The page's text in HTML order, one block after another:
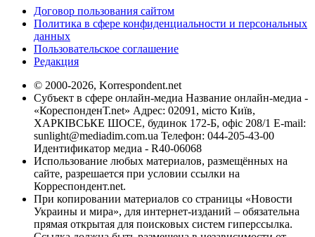
Договор пользования сайтом
Политика в сфере конфиденциальности и персональных
данных
Пользовательское соглашение
Редакция
© 2000-2026, Korrespondent.net
Субъект в сфере онлайн-медиа Название онлайн-медиа -
«КореспонденТ.net» Адрес: 02091, місто Київ,
ХАРКІВСЬКЕ ШОСЕ, будинок 172-Б, офіс 208/1 E-mail:
sunlight@mediadim.com.ua Телефон: 044-205-43-00
Идентификатор медиа - R40-06068
Использование любых материалов, размещённых на
сайте, разрешается при условии ссылки на
Корреспондент.net.
При копировании материалов со страницы «Новости
Украины и мира», для интернет-изданий – обязательна
прямая открытая для поисковых систем гиперссылка.